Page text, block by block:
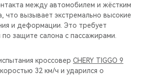
между автомобилем и жёстким
что вызывает экстремально высокие
и деформации. Это требует
защите салона с пассажирами.
кроссовер CHERY TIGGO 9
32 км/ч и ударился о